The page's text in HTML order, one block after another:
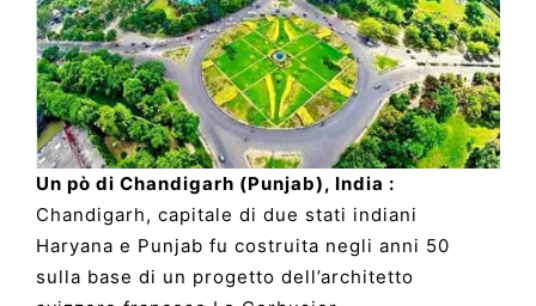
Un pò di Chandigarh (Punjab), India :
Chandigarh, capitale di due stati indiani
Haryana e Punjab fu costruita negli anni 50
sulla base di un progetto dell’architetto